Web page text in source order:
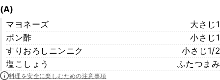
(A)
マヨネーズ
大さじ1
ポン酢
小さじ1
すりおろしニンニク
小さじ1/2
塩こしょう
ふたつまみ
料理を安全に楽しむための注意事項